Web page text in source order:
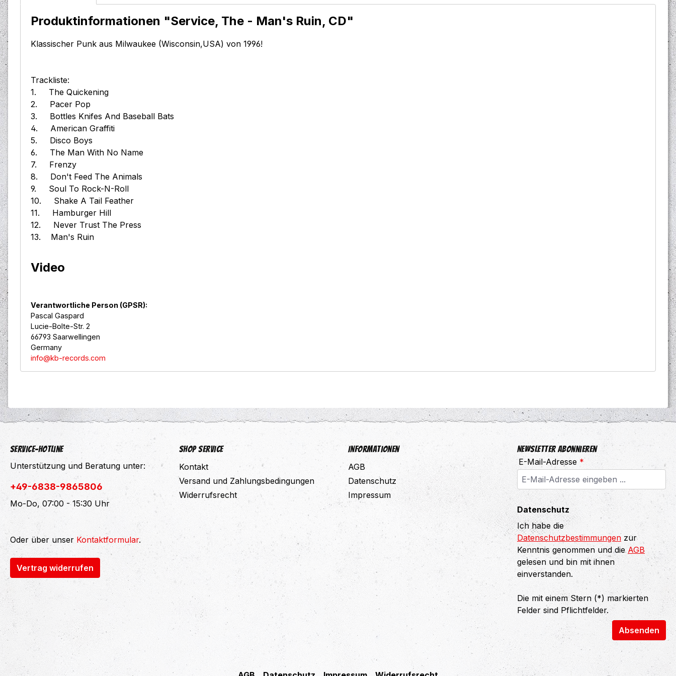
Produktinformationen "Service, The - Man's Ruin, CD"
Klassischer Punk aus Milwaukee (Wisconsin,USA) von 1996!
Trackliste:
1. The Quickening
2. Pacer Pop
3. Bottles Knifes And Baseball Bats
4. American Graffiti
5. Disco Boys
6. The Man With No Name
7. Frenzy
8. Don't Feed The Animals
9. Soul To Rock-N-Roll
10. Shake A Tail Feather
11. Hamburger Hill
12. Never Trust The Press
13. Man's Ruin
Video
Verantwortliche Person (GPSR):
Pascal Gaspard
Lucie-Bolte-Str. 2
66793 Saarwellingen
Germany
info@kb-records.com
Service-Hotline
Unterstützung und Beratung unter:
+49-6838-9865806
Mo-Do, 07:00 - 15:30 Uhr
Oder über unser Kontaktformular.
Vertrag widerrufen
Shop Service
Kontakt
Versand und Zahlungsbedingungen
Widerrufsrecht
Informationen
AGB
Datenschutz
Impressum
Newsletter abonnieren
E-Mail-Adresse *
Datenschutz
Ich habe die
Datenschutzbestimmungen zur
Kenntnis genommen und die AGB
gelesen und bin mit ihnen
einverstanden.
Die mit einem Stern (*) markierten
Felder sind Pflichtfelder.
Absenden